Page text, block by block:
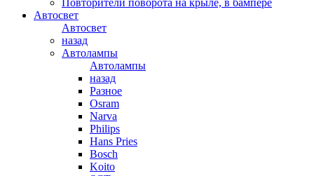
Повторители поворота на крыле, в бампере
Автосвет
Автосвет
назад
Автолампы
Автолампы
назад
Разное
Osram
Narva
Philips
Hans Pries
Bosch
Koito